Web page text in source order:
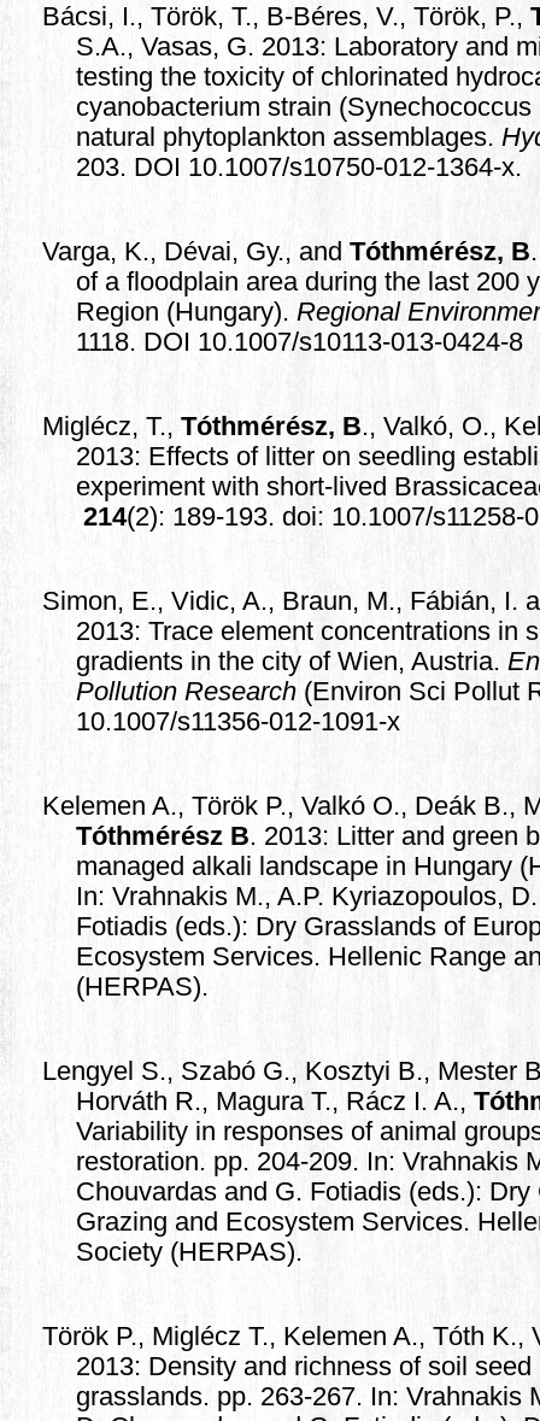
Bácsi, I., Török, T., B-Béres, V., Török, P.,
S.A., Vasas, G. 2013: Laboratory and
testing the toxicity of chlorinated
cyanobacterium strain
natural phytoplankton assemblages.
203. DOI 10.1007/s10750-012-1364-x.
Varga, K., Dévai, Gy., and Tóthmérész, B
of a floodplain area during the last 200
Region (Hungary).Regional
1118. DOI 10.1007/s10113-013-0424-8
Miglécz, T., Tóthmérész, B., Valkó, O.,
2013: Effects of litter on seedling
experiment with short-lived
214(2): 189-193. doi: 10.1007/s11258-
Simon, E., Vidic, A., Braun, M., Fábián, I.
2013:Trace element concentrations in
gradients in the city of Wien, Austria.
Pollution Research (Environ Sci Pollut
10.1007/s11356-012-1091-x
Kelemen A., Török P., Valkó O., Deák B.,
Tóthmérész B. 2013: Litter and green
managed alkali landscape in Hungary
In: Vrahnakis M., A.P. Kyriazopoulos,
Fotiadis (eds.): Dry Grasslands of
Ecosystem Services. Hellenic Range
(HERPAS).
Lengyel S., Szabó G., Kosztyi B., Mester
Horváth R., Magura T., Rácz I. A.,
Variability in responses of animal
restoration. pp. 204-209. In: Vrahnakis
Chouvardas and G. Fotiadis (eds.):
Grazing and Ecosystem Services.
Society (HERPAS).
Török P., Miglécz T., Kelemen A., Tóth K.,
2013: Density and richness of soil
grasslands. pp. 263-267. In: Vrahnakis